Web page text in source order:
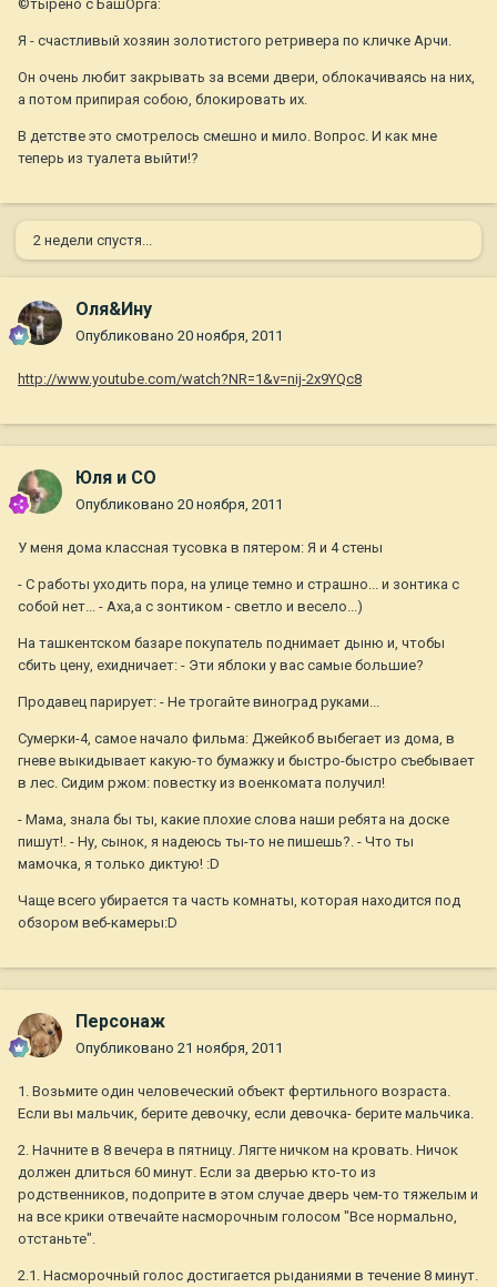
©тырено с БашОрга:
Я - счастливый хозяин золотистого ретривера по кличке Арчи.
Он очень любит закрывать за всеми двери, облокачиваясь на них,
а потом припирая собою, блокировать их.
В детстве это смотрелось смешно и мило. Вопрос. И как мне
теперь из туалета выйти!?
2 недели спустя...
Оля&Ину
Опубликовано 20 ноября, 2011
http://www.youtube.com/watch?NR=1&v=nij-2x9YQc8
Юля и СО
Опубликовано 20 ноября, 2011
У меня дома классная тусовка в пятером: Я и 4 стены
- С работы уходить пора, на улице темно и страшно... и зонтика с
собой нет... - Аха,а с зонтиком - светло и весело...)
На ташкентском базаре покупатель поднимает дыню и, чтобы
сбить цену, ехидничает: - Эти яблоки у вас самые большие?
Продавец парирует: - Не трогайте виноград руками...
Сумeрки-4, самое начало фильма: Джейкоб выбегает из дома, в
гневе выкидывает какую-то бумажку и быстро-быстро съeбывает
в лес. Сидим ржом: повестку из военкомата получил!
- Мама, знала бы ты, какие плохие слова наши ребята на доске
пишут!. - Ну, сынок, я надеюсь ты-то не пишешь?. - Что ты
мамочка, я только диктую! :D
Чаще всего убирается та часть комнаты, которая находится под
обзором веб-камеры:D
Персонаж
Опубликовано 21 ноября, 2011
1. Возьмите один человеческий объект фертильного возраста.
Если вы мальчик, берите девочку, если девочка- берите мальчика.
2. Начните в 8 вечера в пятницу. Лягте ничком на кровать. Ничок
должен длиться 60 минут. Если за дверью кто-то из
родственников, подоприте в этом случае дверь чем-то тяжелым и
на все крики отвечайте насморочным голосом "Все нормально,
отстаньте".
2.1. Насморочный голос достигается рыданиями в течение 8 минут.